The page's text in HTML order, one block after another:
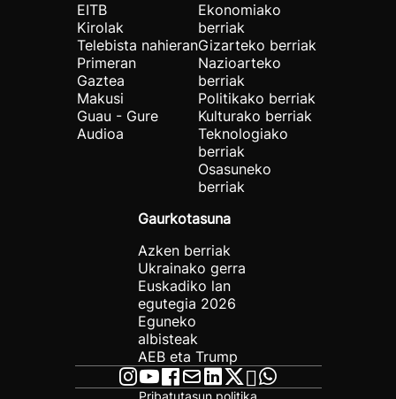
EITB
Kirolak
Telebista nahieran
Primeran
Gaztea
Makusi
Guau - Gure
Audioa
Ekonomiako
berriak
Gizarteko berriak
Nazioarteko
berriak
Politikako berriak
Kulturako berriak
Teknologiako
berriak
Osasuneko
berriak
Gaurkotasuna
Azken berriak
Ukrainako gerra
Euskadiko lan
egutegia 2026
Eguneko
albisteak
AEB eta Trump
Pribatutasun politika